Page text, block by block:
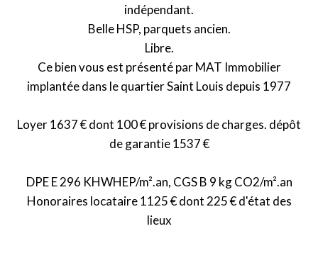
indépendant.
Belle HSP, parquets ancien.
Libre.
Ce bien vous est présenté par MAT Immobilier
implantée dans le quartier Saint Louis depuis 1977
Loyer 1637 € dont 100 € provisions de charges. dépôt
de garantie 1537 €
DPE E 296 KHWHEP/m².an, CGS B 9 kg CO2/m².an
Honoraires locataire 1125 € dont 225 € d'état des
lieux